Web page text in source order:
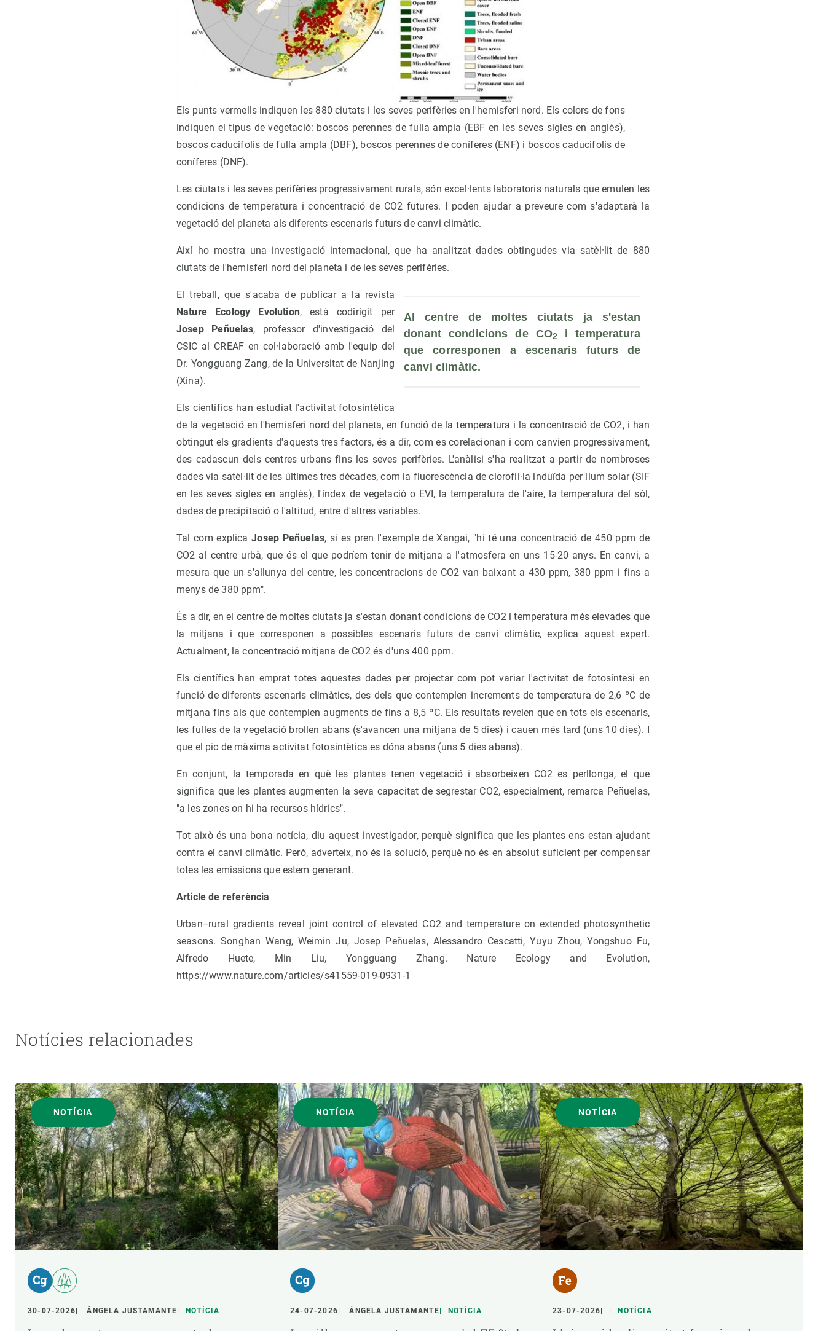
Els punts vermells indiquen les 880 ciutats i les seves perifèries en l'hemisferi nord. Els colors de fons
indiquen el tipus de vegetació: boscos perennes de fulla ampla (EBF en les seves sigles en anglès),
boscos caducifolis de fulla ampla (DBF), boscos perennes de coníferes (ENF) i boscos caducifolis de
coníferes (DNF).
Les ciutats i les seves perifèries progressivament rurals, són excel·lents laboratoris naturals que emulen les
condicions de temperatura i concentració de CO2 futures. I poden ajudar a preveure com s'adaptarà la
vegetació del planeta als diferents escenaris futurs de canvi climàtic.
Així ho mostra una investigació internacional, que ha analitzat dades obtingudes via satèl·lit de 880
ciutats de l'hemisferi nord del planeta i de les seves perifèries.
Al centre de moltes ciutats ja s'estan
donant condicions de CO2
i temperatura
que corresponen a escenaris futurs de
canvi climàtic.
El treball, que s'acaba de publicar a la revista
Nature Ecology Evolution, està codirigit per
Josep Peñuelas, professor d'investigació del
CSIC al CREAF en col·laboració amb l'equip del
Dr. Yongguang Zang, de la Universitat de Nanjing
(Xina).
Els científics han estudiat l'activitat fotosintètica
de la vegetació en l'hemisferi nord del planeta, en funció de la temperatura i la concentració de CO2, i han
obtingut els gradients d'aquests tres factors, és a dir, com es corelacionan i com canvien progressivament,
des cadascun dels centres urbans fins les seves perifèries. L'anàlisi s'ha realitzat a partir de nombroses
dades via satèl·lit de les últimes tres dècades, com la fluorescència de clorofil·la induïda per llum solar (SIF
en les seves sigles en anglès), l'índex de vegetació o EVI, la temperatura de l'aire, la temperatura del sòl,
dades de precipitació o l'altitud, entre d'altres variables.
Tal com explicaJosep Peñuelas, si es pren l'exemple de Xangai, "hi té una concentració de 450 ppm de
CO2 al centre urbà, que és el que podríem tenir de mitjana a l'atmosfera en uns 15-20 anys. En canvi, a
mesura que un s'allunya del centre, les concentracions de CO2 van baixant a 430 ppm, 380 ppm i fins a
menys de 380 ppm".
És a dir, en el centre de moltes ciutats ja s'estan donant condicions de CO2 i temperatura més elevades que
la mitjana i que corresponen a possibles escenaris futurs de canvi climàtic, explica aquest expert.
Actualment, la concentració mitjana de CO2 és d'uns 400 ppm.
Els científics han emprat totes aquestes dades per projectar com pot variar l'activitat de fotosíntesi en
funció de diferents escenaris climàtics, des dels que contemplen increments de temperatura de 2,6 ºC de
mitjana fins als que contemplen augments de fins a 8,5 ºC. Els resultats revelen que en tots els escenaris,
les fulles de la vegetació brollen abans (s'avancen una mitjana de 5 dies) i cauen més tard (uns 10 dies). I
que el pic de màxima activitat fotosintètica es dóna abans (uns 5 dies abans).
En conjunt, la temporada en què les plantes tenen vegetació i absorbeixen CO2 es perllonga, el que
significa que les plantes augmenten la seva capacitat de segrestar CO2, especialment, remarca Peñuelas,
"a les zones on hi ha recursos hídrics".
Tot això és una bona notícia, diu aquest investigador, perquè significa que les plantes ens estan ajudant
contra el canvi climàtic. Però, adverteix, no és la solució, perquè no és en absolut suficient per compensar
totes les emissions que estem generant.
Article de referència
Urban−rural gradients reveal joint control of elevated CO2 and temperature on extended photosynthetic
seasons. Songhan Wang, Weimin Ju, Josep Peñuelas, Alessandro Cescatti, Yuyu Zhou, Yongshuo Fu,
Alfredo Huete, Min Liu, Yongguang Zhang. Nature Ecology and Evolution,
https://www.nature.com/articles/s41559-019-0931-1
Notícies relacionades
NOTÍCIA
30-07-2026 ÁNGELA JUSTAMANTE NOTÍCIA
NOTÍCIA
24-07-2026 ÁNGELA JUSTAMANTE NOTÍCIA
NOTÍCIA
23-07-2026 NOTÍCIA